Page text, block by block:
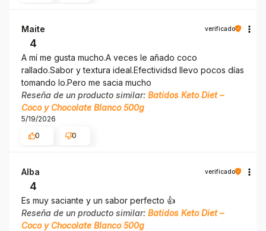
Maite verificado
4
A mí me gusta mucho.A veces le añado coco
rallado.Sabor y textura ideal.Efectividsd llevo pocos días
tomando lo.Pero me sacia mucho
Reseña de un producto similar: Batidos Keto Diet –
Coco y Chocolate Blanco 500g
5/19/2026
0
0
Alba verificado
4
Es muy saciante y un sabor perfecto 👍
Reseña de un producto similar: Batidos Keto Diet –
Coco y Chocolate Blanco 500g